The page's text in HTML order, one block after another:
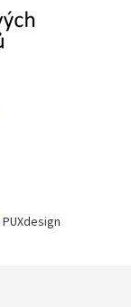
PUXdesign